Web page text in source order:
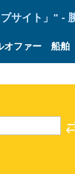
サイト」" -
オファー 船舶